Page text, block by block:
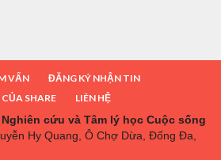
VẤN
ĐĂNG KÝ NHẬN TIN
SHARE
LIÊN HỆ
cứu và Tâm lý học Cuộc sống
Hy Quang, Ô Chợ Dừa, Đống Đa,